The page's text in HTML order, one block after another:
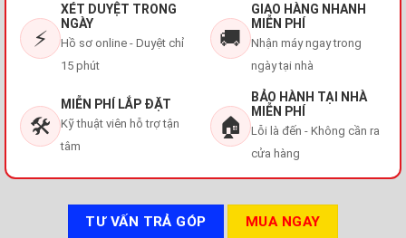
⚡
XÉT DUYỆT TRONG
NGÀY
Hồ sơ online - Duyệt chỉ
15 phút
🚚
GIAO HÀNG NHANH
MIỄN PHÍ
Nhận máy ngay trong
ngày tại nhà
🛠️
MIỄN PHÍ LẮP ĐẶT
Kỹ thuật viên hỗ trợ tận
tâm
🏠
BẢO HÀNH TẠI NHÀ
MIỄN PHÍ
Lỗi là đến - Không cần ra
cửa hàng
TƯ VẤN TRẢ GÓP MUA NGAY